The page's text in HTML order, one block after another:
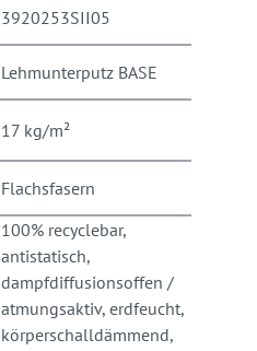
3920253SII05
Lehmunterputz BASE
17 kg/m²
Flachsfasern
100% recyclebar,
antistatisch,
dampfdiffusionsoffen /
atmungsaktiv, erdfeucht,
körperschalldämmend,